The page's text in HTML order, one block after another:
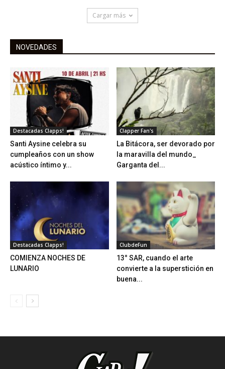
Cargar más
NOVEDADES
Destacadas Clapps!
Santi Aysine celebra su
cumpleaños con un show
acústico íntimo y...
Clapper Fan's
La Bitácora, ser devorado por
la maravilla del mundo_
Garganta del...
Destacadas Clapps!
COMIENZA NOCHES DE
LUNARIO
ClubdeFun
13° SAR, cuando el arte
convierte a la superstición en
buena...